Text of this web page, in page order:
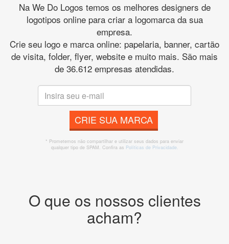
Na We Do Logos temos os melhores designers de
logotipos online para criar a logomarca da sua
empresa.
Crie seu logo e marca online: papelaria, banner, cartão
de visita, folder, flyer, website e muito mais. São mais
de 36.612 empresas atendidas.
CRIE SUA MARCA
* Prometemos não compartilhar e utilizar seus dados para enviar
qualquer tipo de SPAM. Confira as Políticas de Privacidade.
O que os nossos clientes
acham?